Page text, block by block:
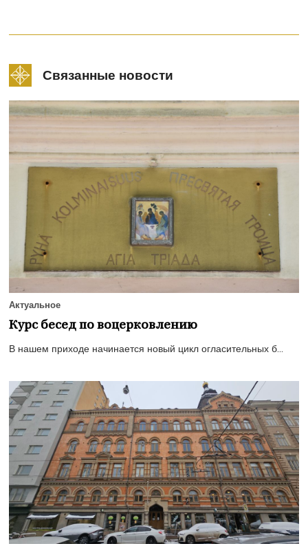
Связанные новости
Актуальное
Курс бесед по воцерковлению
В нашем приходе начинается новый цикл огласительных б...